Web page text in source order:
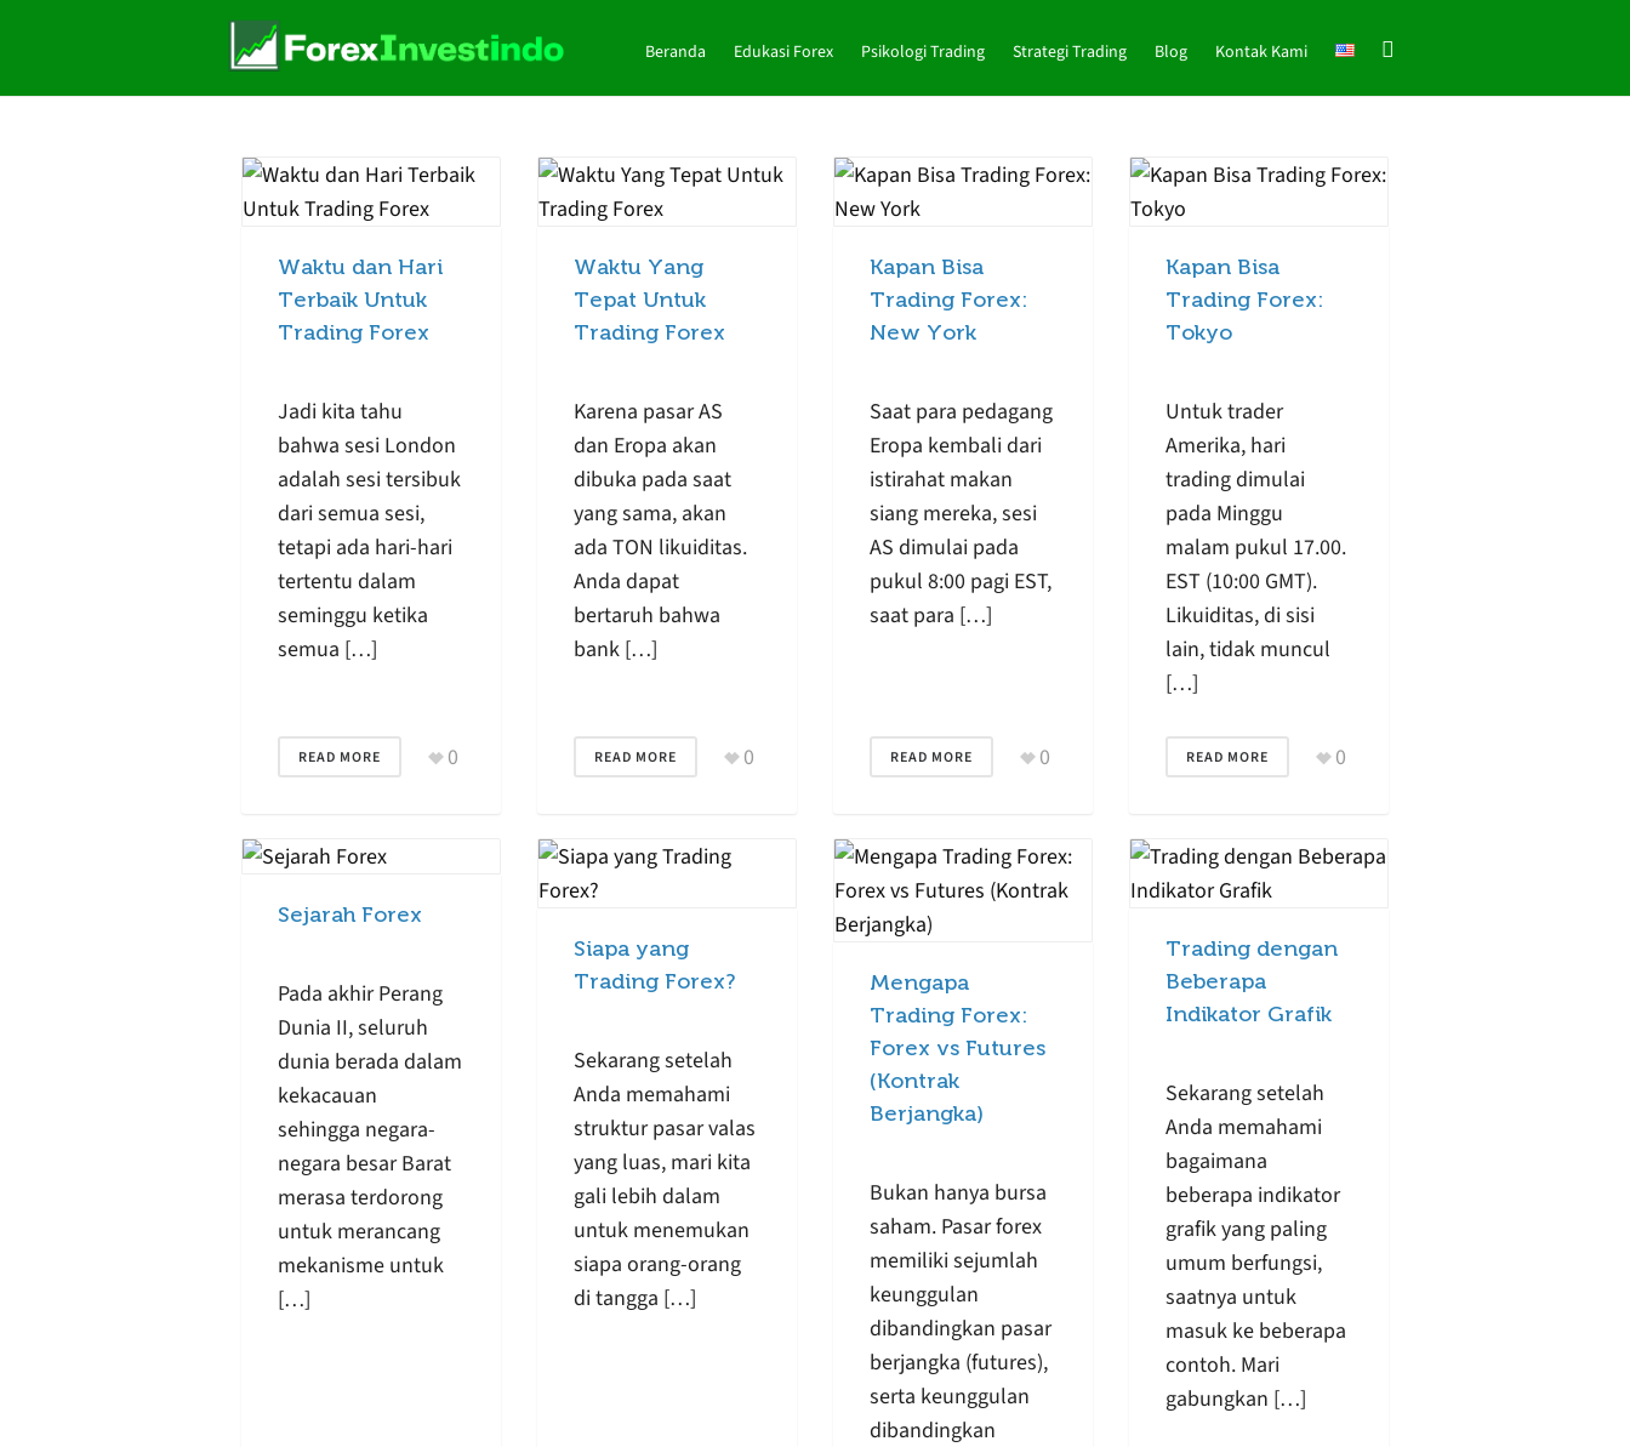
Beranda Edukasi Forex Psikologi Trading Strategi Trading Blog Kontak Kami
Waktu dan Hari
Terbaik Untuk
Trading Forex
Jadi kita tahu
bahwa sesi London
adalah sesi tersibuk
dari semua sesi,
tetapi ada hari-hari
tertentu dalam
seminggu ketika
semua […]
READ MORE 0
Waktu Yang
Tepat Untuk
Trading Forex
Karena pasar AS
dan Eropa akan
dibuka pada saat
yang sama, akan
ada TON likuiditas.
Anda dapat
bertaruh bahwa
bank […]
READ MORE 0
Kapan Bisa
Trading Forex:
New York
Saat para pedagang
Eropa kembali dari
istirahat makan
siang mereka, sesi
AS dimulai pada
pukul 8:00 pagi EST,
saat para […]
READ MORE 0
Kapan Bisa
Trading Forex:
Tokyo
Untuk trader
Amerika, hari
trading dimulai
pada Minggu
malam pukul 17.00.
EST (10:00 GMT).
Likuiditas, di sisi
lain, tidak muncul
[…]
READ MORE 0
Sejarah Forex
Pada akhir Perang
Dunia II, seluruh
dunia berada dalam
kekacauan
sehingga negara-
negara besar Barat
merasa terdorong
untuk merancang
mekanisme untuk
[…]
Siapa yang
Trading Forex?
Sekarang setelah
Anda memahami
struktur pasar valas
yang luas, mari kita
gali lebih dalam
untuk menemukan
siapa orang-orang
di tangga […]
Mengapa
Trading Forex:
Forex vs Futures
(Kontrak
Berjangka)
Bukan hanya bursa
saham. Pasar forex
memiliki sejumlah
keunggulan
dibandingkan pasar
berjangka (futures),
serta keunggulan
dibandingkan
Trading dengan
Beberapa
Indikator Grafik
Sekarang setelah
Anda memahami
bagaimana
beberapa indikator
grafik yang paling
umum berfungsi,
saatnya untuk
masuk ke beberapa
contoh. Mari
gabungkan […]